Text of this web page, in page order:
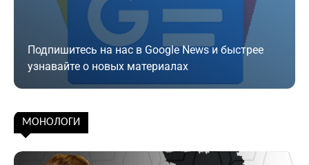
Подпишитесь на нас в Google News и быстрее
узнавайте о новых материалах
Подписаться
МОНОЛОГИ